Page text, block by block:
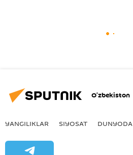
O‘zbekiston
YANGILIKLAR SIYOSAT DUNYODA